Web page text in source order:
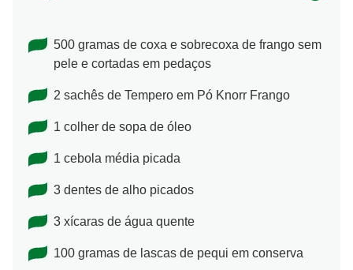
500 gramas de coxa e sobrecoxa de frango sem
pele e cortadas em pedaços
2 sachês de Tempero em Pó Knorr Frango
1 colher de sopa de óleo
1 cebola média picada
3 dentes de alho picados
3 xícaras de água quente
100 gramas de lascas de pequi em conserva